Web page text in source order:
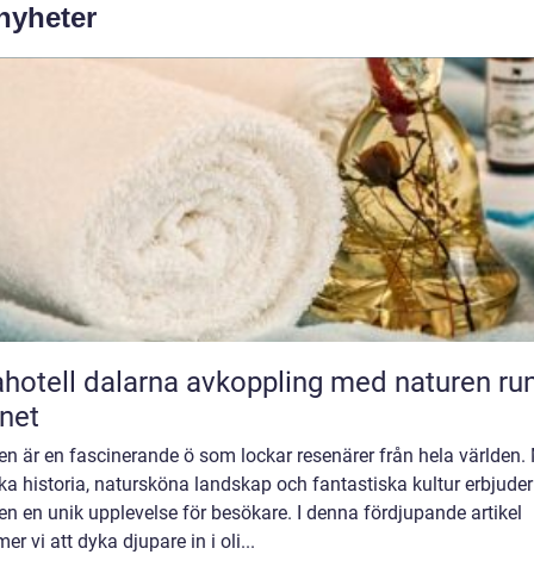
avkoppling med naturen runt
är en fascinerande ö som lockar resenärer från hela världen.
historia, natursköna landskap och fantastiska kultur erbjuder
en unik upplevelse för besökare. I denna fördjupande artikel
vi att dyka djupare in i oli...